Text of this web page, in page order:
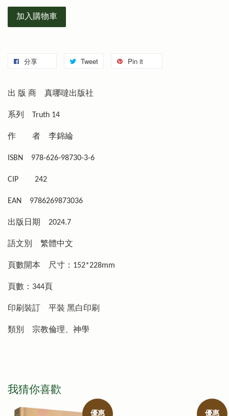
加入購物車
分享 Tweet Pin it
出 版 商 真哪噠出版社
系列 Truth 14
作 者 李錦綸
ISBN 978-626-98730-3-6
CIP 242
EAN 9786269873036
出版日期 2024.7
語文別 繁體中文
頁數開本 尺寸：152*228mm
頁數：344頁
印刷裝訂 平裝 黑白印刷
類別 宗教倫理、神學
我猜你喜歡
優惠 優惠